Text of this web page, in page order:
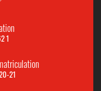
1
21